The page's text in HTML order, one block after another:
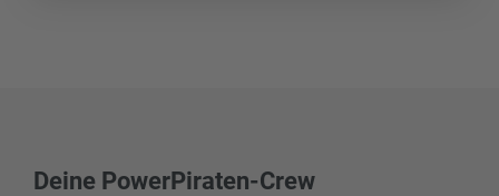
Deine PowerPiraten-Crew